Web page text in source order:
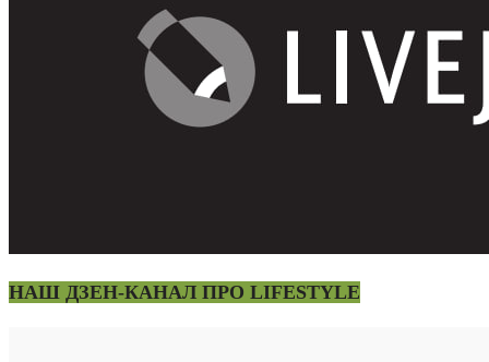
НАШ ДЗЕН-КАНАЛ ПРО LIFESTYLE